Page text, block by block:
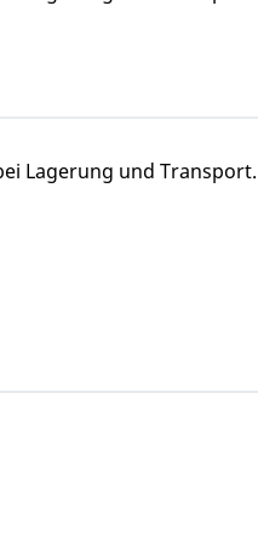
Lagerung und Transport.